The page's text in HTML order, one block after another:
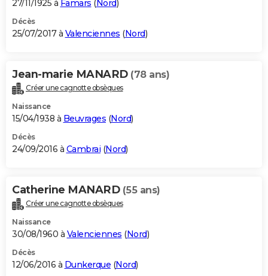
27/11/1925 à Famars ( Nord)
Décès
25/07/2017 à Valenciennes (Nord)
Jean-marie MANARD (78 ans)
Créer une cagnotte obsèques
Naissance
15/04/1938 à Beuvrages (Nord)
Décès
24/09/2016 à Cambrai (Nord)
Catherine MANARD (55 ans)
Créer une cagnotte obsèques
Naissance
30/08/1960 à Valenciennes (Nord)
Décès
12/06/2016 à Dunkerque (Nord)